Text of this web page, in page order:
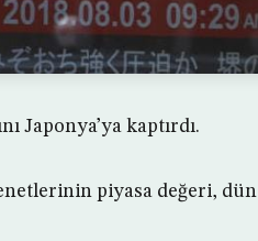
Japonya’ya kaptırdı.
piyasa değeri, dün